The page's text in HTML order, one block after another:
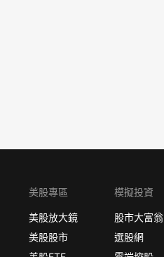
美股專區
美股放大鏡
美股股市
模擬投資
股市大富翁
選股網